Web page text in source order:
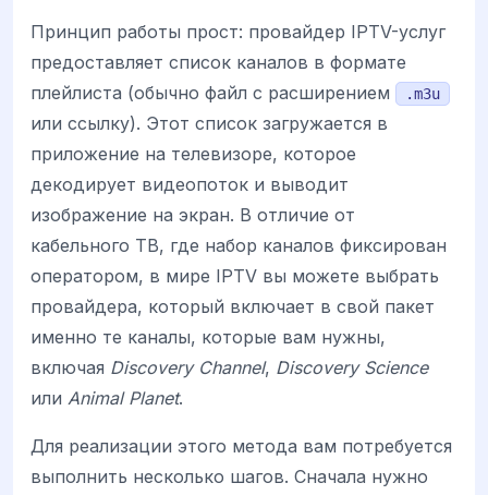
Принцип работы прост: провайдер IPTV-услуг
предоставляет список каналов в формате
плейлиста (обычно файл с расширением
.m3u
или ссылку). Этот список загружается в
приложение на телевизоре, которое
декодирует видеопоток и выводит
изображение на экран. В отличие от
кабельного ТВ, где набор каналов фиксирован
оператором, в мире IPTV вы можете выбрать
провайдера, который включает в свой пакет
именно те каналы, которые вам нужны,
включая Discovery Channel, Discovery Science
или Animal Planet.
Для реализации этого метода вам потребуется
выполнить несколько шагов. Сначала нужно